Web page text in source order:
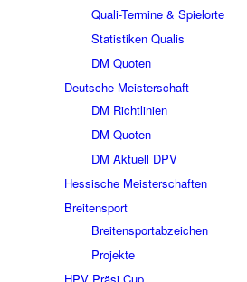
Quali-Termine & Spielorte
Statistiken Qualis
DM Quoten
Deutsche Meisterschaft
DM Richtlinien
DM Quoten
DM Aktuell DPV
Hessische Meisterschaften
Breitensport
Breitensportabzeichen
Projekte